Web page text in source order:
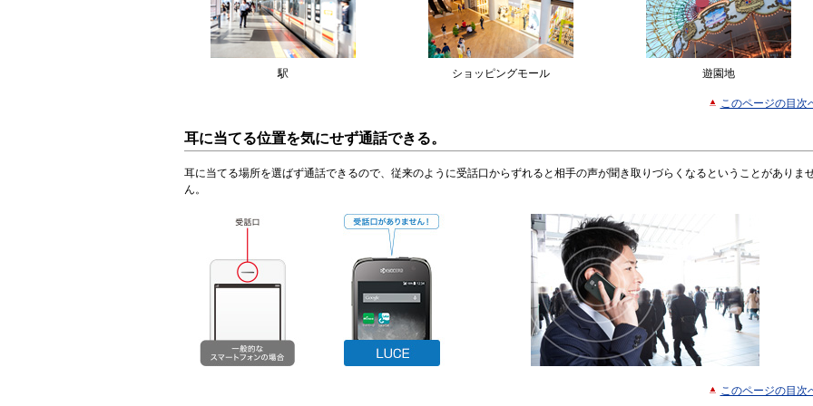
駅 ショッピングモール 遊園地
このページの目次
耳に当てる位置を気にせず通話できる。
耳に当てる場所を選ばず通話できるので、従来のように受話口からずれると相手の声が聞き取りづらくなるということがありま
ん。
このページの目次